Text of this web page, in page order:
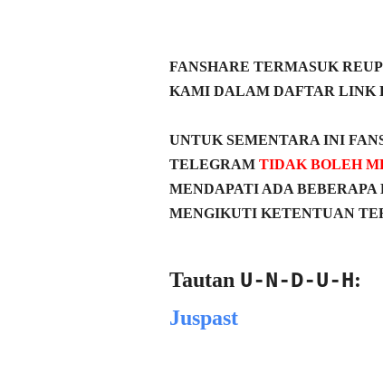
FANSHARE TERMASUK
KAMI DALAM DAFTAR LINK
UNTUK SEMENTARA INI
TELEGRAM TIDAK BOLEH
MENDAPATI ADA
MENGIKUTI KETENTUAN
Tautan U-N-D-U-H:
Juspast